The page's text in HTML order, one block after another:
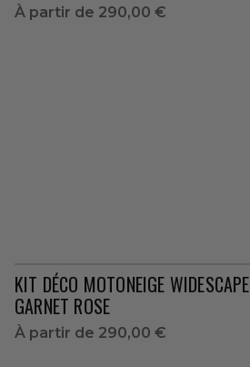
À partir de 290,00 €
KIT DÉCO MOTONEIGE WIDESCAPE
GARNET ROSE
À partir de 290,00 €